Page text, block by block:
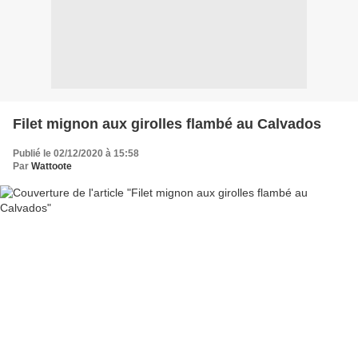
Filet mignon aux girolles flambé au Calvados
Publié le 02/12/2020 à 15:58
Par Wattoote